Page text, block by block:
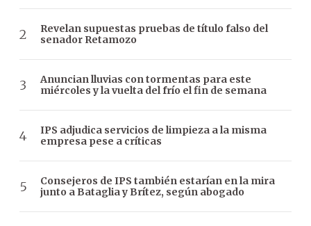
Revelan supuestas pruebas de título falso del
senador Retamozo
Anuncian lluvias con tormentas para este
miércoles y la vuelta del frío el fin de semana
IPS adjudica servicios de limpieza a la misma
empresa pese a críticas
Consejeros de IPS también estarían en la mira
junto a Bataglia y Brítez, según abogado